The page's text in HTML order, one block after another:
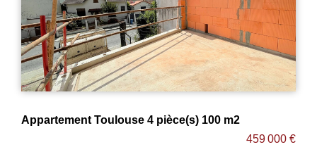
Appartement Toulouse 4 pièce(s) 100 m2
459 000 €